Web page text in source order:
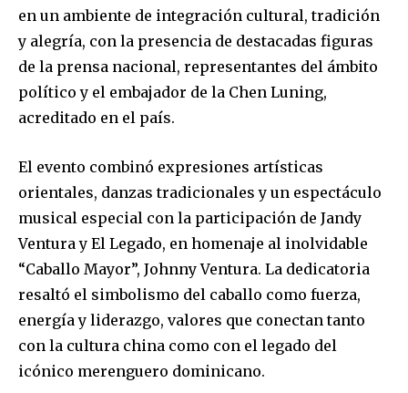
en un ambiente de integración cultural, tradición
y alegría, con la presencia de destacadas figuras
de la prensa nacional, representantes del ámbito
político y el embajador de la Chen Luning,
acreditado en el país.
El evento combinó expresiones artísticas
orientales, danzas tradicionales y un espectáculo
musical especial con la participación de Jandy
Ventura y El Legado, en homenaje al inolvidable
“Caballo Mayor”, Johnny Ventura. La dedicatoria
resaltó el simbolismo del caballo como fuerza,
energía y liderazgo, valores que conectan tanto
con la cultura china como con el legado del
icónico merenguero dominicano.